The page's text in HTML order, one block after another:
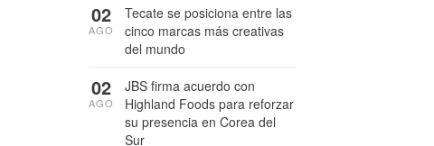
Tecate se posiciona entre las
cinco marcas más creativas
del mundo
02
AGO
JBS firma acuerdo con
Highland Foods para reforzar
su presencia en Corea del
Sur
02
AGO